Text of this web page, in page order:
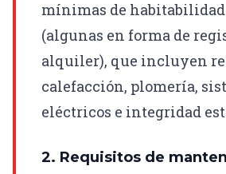
mínimas de
(algunas en forma de
alquiler), que incluyen
calefacción, plomería,
eléctricos e integridad
2. Requisitos de